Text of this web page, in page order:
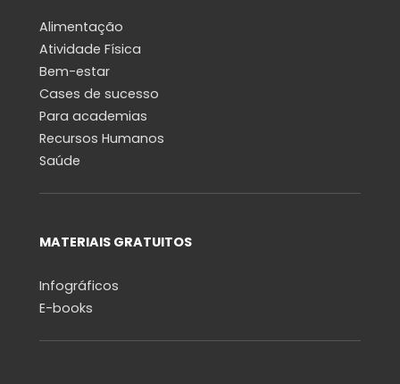
Alimentação
Atividade Física
Bem-estar
Cases de sucesso
Para academias
Recursos Humanos
Saúde
MATERIAIS GRATUITOS
Infográficos
E-books